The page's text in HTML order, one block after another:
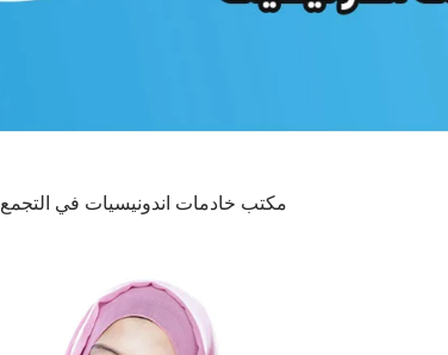
مكتب خادمات اندونيسيات في التجمع